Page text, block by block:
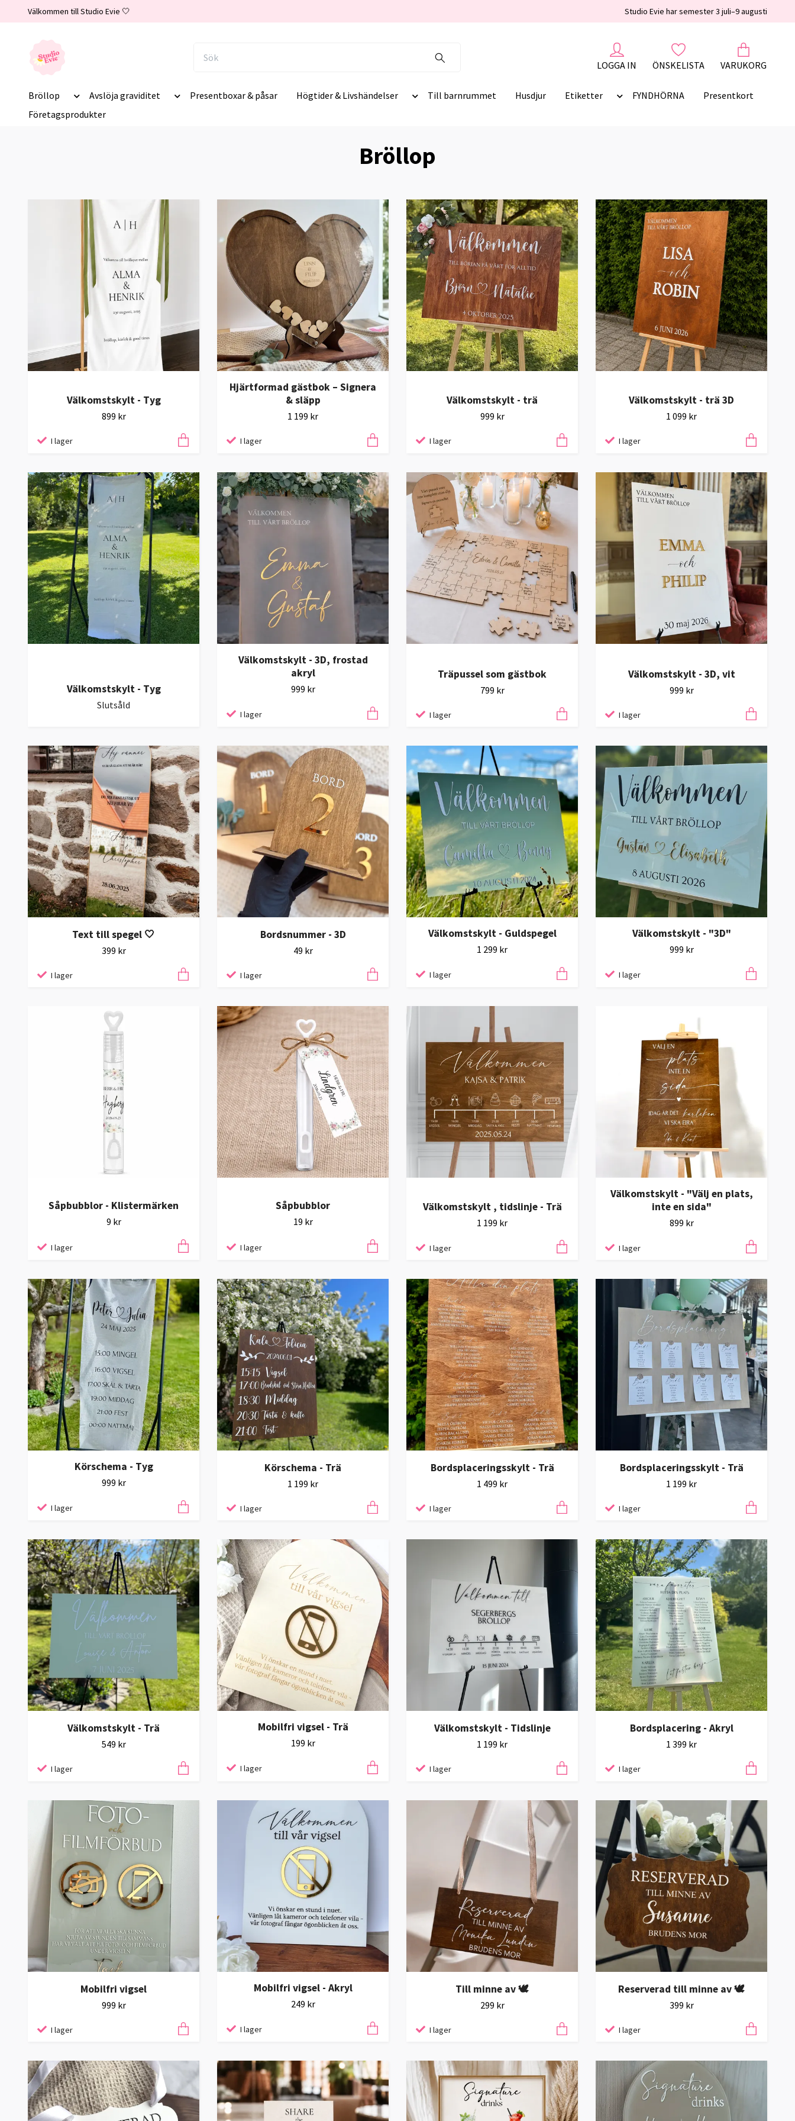
Välkommen till Studio Evie 🤍 Studio Evie har semester 3 juli–9 augusti
LOGGA IN ÖNSKELISTA VARUKORG
Bröllop Avslöja graviditet Presentboxar & påsar Högtider & Livshändelser Till barnrummet Husdjur Etiketter FYNDHÖRNA
Presentkort
Företagsprodukter
Bröllop
Välkomstskylt - Tyg
899 kr
I lager
Hjärtformad gästbok – Signera
& släpp
1 199 kr
I lager
Välkomstskylt - trä
999 kr
I lager
Välkomstskylt - trä 3D
1 099 kr
I lager
Välkomstskylt - Tyg
Slutsåld
Välkomstskylt - 3D, frostad
akryl
999 kr
I lager
Träpussel som gästbok
799 kr
I lager
Välkomstskylt - 3D, vit
999 kr
I lager
Text till spegel 🤍
399 kr
I lager
Bordsnummer - 3D
49 kr
I lager
Välkomstskylt - Guldspegel
1 299 kr
I lager
Välkomstskylt - "3D"
999 kr
I lager
Såpbubblor - Klistermärken
9 kr
I lager
Såpbubblor
19 kr
I lager
Välkomstskylt , tidslinje - Trä
1 199 kr
I lager
Välkomstskylt - "Välj en plats,
inte en sida"
899 kr
I lager
Körschema - Tyg
999 kr
I lager
Körschema - Trä
1 199 kr
I lager
Bordsplaceringsskylt - Trä
1 499 kr
I lager
Bordsplaceringsskylt - Trä
1 199 kr
I lager
Välkomstskylt - Trä
549 kr
I lager
Mobilfri vigsel - Trä
199 kr
I lager
Välkomstskylt - Tidslinje
1 199 kr
I lager
Bordsplacering - Akryl
1 399 kr
I lager
Mobilfri vigsel
999 kr
I lager
Mobilfri vigsel - Akryl
249 kr
I lager
Till minne av 🕊️
299 kr
I lager
Reserverad till minne av 🕊️
399 kr
I lager